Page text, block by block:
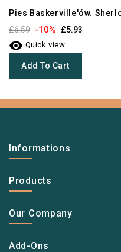
Pies Baskerville'ów.
£6.59 -10% £5.93
 Quick view
Add To Cart
Informations
Products
Our Company
Add-Ons